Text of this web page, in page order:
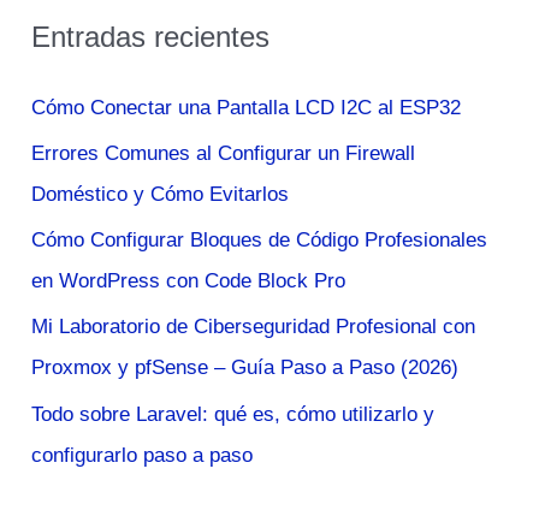
c
p
o
r
:
Entradas recientes
Cómo Conectar una Pantalla LCD I2C al ESP32
Errores Comunes al Configurar un Firewall
Doméstico y Cómo Evitarlos
Cómo Configurar Bloques de Código Profesionales
en WordPress con Code Block Pro
Mi Laboratorio de Ciberseguridad Profesional con
Proxmox y pfSense – Guía Paso a Paso (2026)
Todo sobre Laravel: qué es, cómo utilizarlo y
configurarlo paso a paso